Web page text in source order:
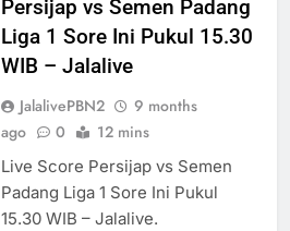
Persijap vs Semen Padang
Liga 1 Sore Ini Pukul 15.30
WIB – Jalalive
JalalivePBN2
9 months
ago
0 12 mins
Live Score Persijap vs Semen
Padang Liga 1 Sore Ini Pukul
15.30 WIB – Jalalive.